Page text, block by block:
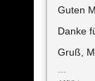
Guten
Danke
Gruß,